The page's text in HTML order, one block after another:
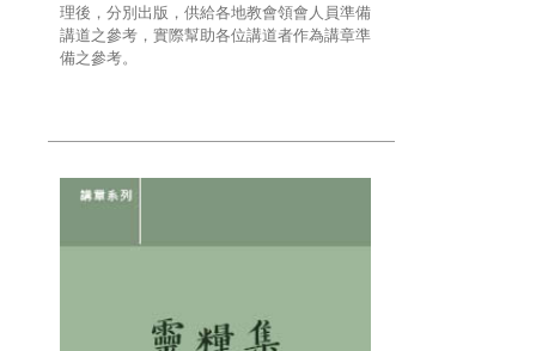
理後，分別出版，供給各地教會領會人員準備
講道之參考，實際幫助各位講道者作為講章準
備之參考。